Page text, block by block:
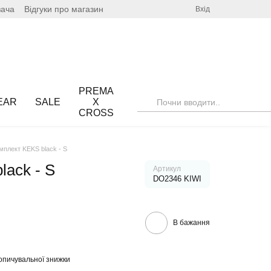
Відгуки про магазин Вхід
SALE
PREMA
X
CROSS
KEKS black - S
- S Артикул
DO2346 KIWI
В бажання
знижки